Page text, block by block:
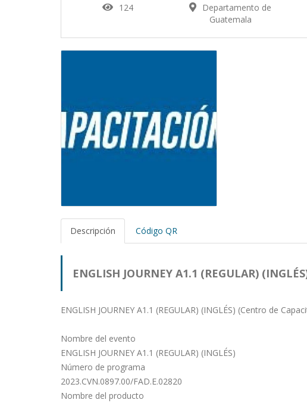
124
Departamento de
Guatemala
Descripción Código QR
ENGLISH JOURNEY A1.1 (REGULAR)
ENGLISH JOURNEY A1.1 (REGULAR) (INGLÉS) (Centro de
Nombre del evento
ENGLISH JOURNEY A1.1 (REGULAR) (INGLÉS)
Número de programa
2023.CVN.0897.00/FAD.E.02820
Nombre del producto